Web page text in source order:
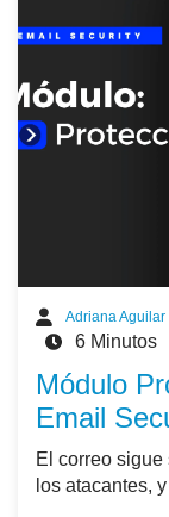
Adriana Aguilar
6 Minutos
Módulo
Email
El correo
los atacantes,